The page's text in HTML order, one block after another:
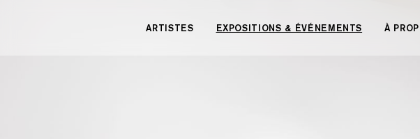
ARTISTES EXPOSITIONS & ÉVÉNEMENTS À